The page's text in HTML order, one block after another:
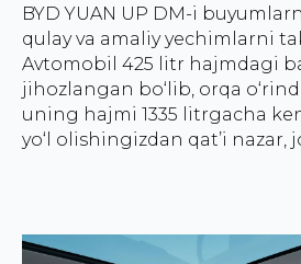
BYD YUAN UP DM-i
qulay va amaliy yechimlarni
Avtomobil 425 litr hajmdagi
jihozlangan bo‘lib, orqa
uning hajmi 1335 litrgacha
yo‘l olishingizdan qat’i nazar,